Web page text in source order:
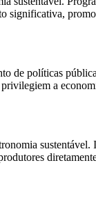
significativa,
de políticas
a